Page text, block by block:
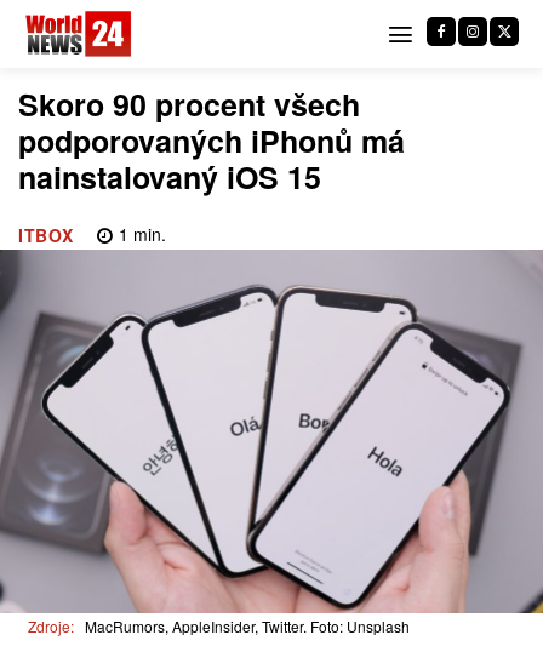
Skoro 90 procent všech
podporovaných iPhonů má
nainstalovaný iOS 15
ITBOX 1 min.
Zdroje: MacRumors, AppleInsider, Twitter. Foto: Unsplash